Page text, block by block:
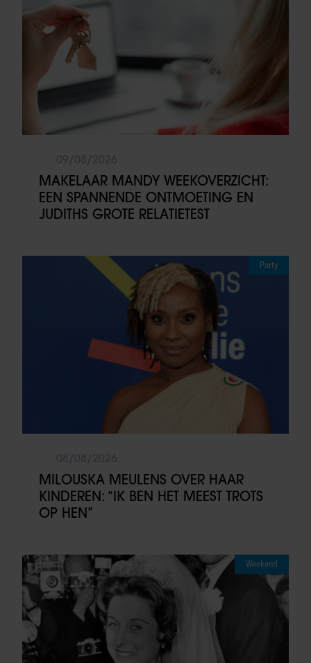
MAKELAAR MANDY WEEKOVERZICHT:
EEN SPANNENDE ONTMOETING EN
JUDITHS GROTE RELATIETEST
Party
MILOUSKA MEULENS OVER HAAR
KINDEREN: “IK BEN HET MEEST TROTS
OP HEN”
Weekend